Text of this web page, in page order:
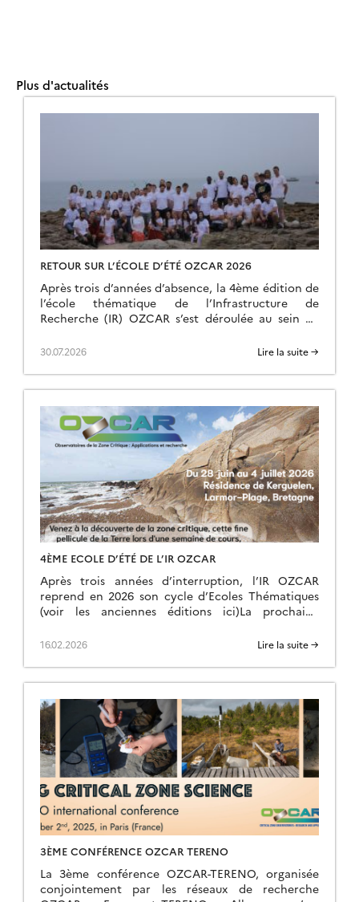
Plus d'actualités
RETOUR SUR L’ÉCOLE D’ÉTÉ OZCAR 2026
Après trois d’années d’absence, la 4ème édition de
l’école thématique de l’Infrastructure de
Recherche (IR) OZCAR s’est déroulée au sein du
kilomètres du site d’observation de Ploemeur-
d’Observation (SNO) H+. Ce sont 24 intervenants
et 35 étudiants qui ont ainsi été rassemblés et qui
ont fait le […]
30.07.2026 Lire la suite →
4ÈME ECOLE D’ÉTÉ DE L’IR OZCAR
Après trois années d’interruption, l’IR OZCAR
reprend en 2026 son cycle d’Ecoles Thématiques
(voir les anciennes éditions ici)La prochaine
midi) au samedi 04 juillet 2026 (petit déjeuner) à
(Morbihan). Site Internet de l’école d’été L’école
est ouverte à toutes et tous: chercheurs,
enseignants-chercheurs, ingénieurs,
postdoctorants et […]
16.02.2026 Lire la suite →
3ÈME CONFÉRENCE OZCAR TERENO
La 3ème conférence OZCAR-TERENO, organisée
conjointement par les réseaux de recherche